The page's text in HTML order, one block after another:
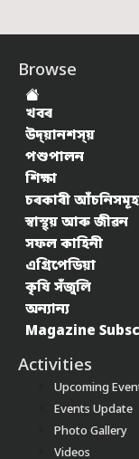
Browse
খবৰ
উদ্য়ানশস্য়
পশুপালন
শিক্ষা
চৰকাৰী আঁচনিসমূহ
স্বাস্থ্য় আৰু জীৱন
সফল কাহিনী
এগ্ৰিপেডিয়া
কৃষি সঁজুলি
অন্যান্য
Magazine
Activities
Upcoming
Events Update
Photo Gallery
Videos